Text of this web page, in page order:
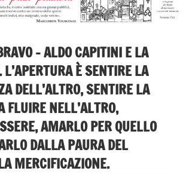
– ALDO CAPITINI E LA
È SENTIRE LA
DELL’ALTRO, SENTIRE LA
FLUIRE NELL’ALTRO,
AMARLO PER QUELLO
DALLA PAURA DEL
MERCIFICAZIONE.